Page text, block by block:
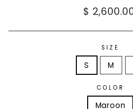
Precio
habitual
$
SIZE
S M
COLOR
Maroon